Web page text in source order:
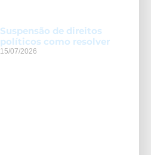
Suspensão de direitos
políticos como resolver
15/07/2026